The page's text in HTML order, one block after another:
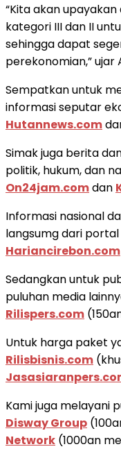
“Kita akan
kategori III dan II
sehingga dapat
perekonomian,” ujar
Sempatkan untuk
informasi seputar
Hutannews.com
Simak juga berita
politik, hukum, dan
On24jam.comdan
Informasi nasional
langsumg dari
Hariancirebon.com
Sedangkan untuk
puluhan media
Rilispers.com
Untuk harga paket
Rilisbisnis.com
Kami juga melayani
Disway Group
Network (1000an